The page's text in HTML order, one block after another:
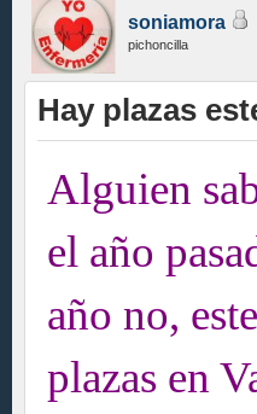
soniamora
pichoncilla
Hay plazas
Alguien
el año
año no,
plazas en